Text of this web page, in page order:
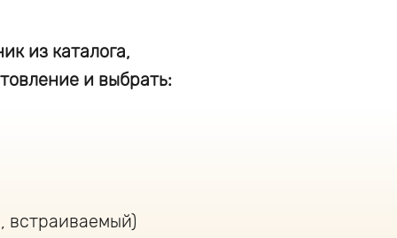
из каталога,
и выбрать:
встраиваемый)